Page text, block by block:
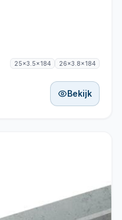
25x3.5x184 26x3.8x184
Bekijk